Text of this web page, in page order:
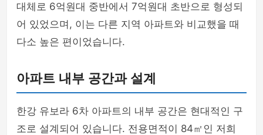
대체로 6억원대 중반에서 7억원대 초반으로 형성되
어 있었으며, 이는 다른 지역 아파트와 비교했을 때
다소 높은 편이었습니다.
아파트 내부 공간과 설계
한강 유보라 6차 아파트의 내부 공간은 현대적인 구
조로 설계되어 있습니다. 전용면적이 84㎡인 저희